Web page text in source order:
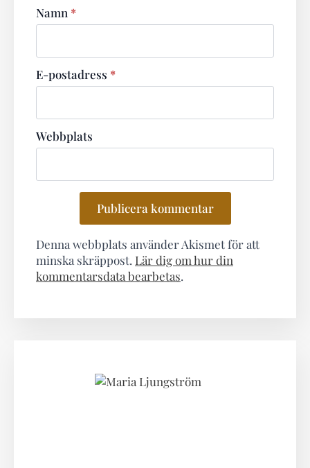
Namn *
E-postadress *
Webbplats
Denna webbplats använder Akismet för att
minska skräppost. Lär dig om hur din
kommentarsdata bearbetas.